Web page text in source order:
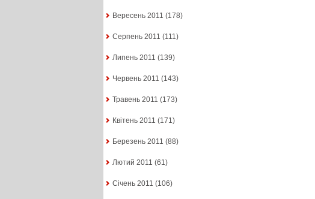
Вересень 2011 (178)
Серпень 2011 (111)
Липень 2011 (139)
Червень 2011 (143)
Травень 2011 (173)
Квітень 2011 (171)
Березень 2011 (88)
Лютий 2011 (61)
Січень 2011 (106)